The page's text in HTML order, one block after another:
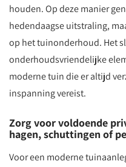
houden. Op deze manier
hedendaagse uitstraling,
op het tuinonderhoud. Het
onderhoudsvriendelijke
moderne tuin die er altijd
inspanning vereist.
Zorg voor voldoende
hagen, schuttingen of
Voor een moderne